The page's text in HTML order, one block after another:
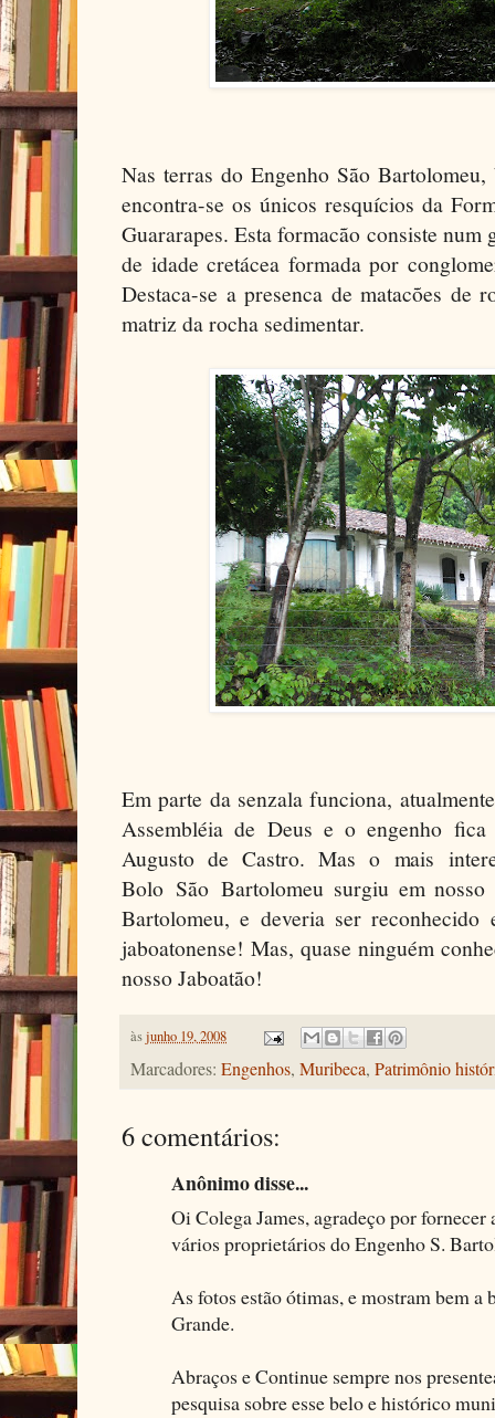
Nas terras do Engenho São
encontra-se os únicos resquícios da
Guararapes. Esta formacão consiste num
de idade cretácea formada por
Destaca-se a presenca de matacões de
matriz da rocha sedimentar.
Em parte da senzala funciona,
Assembléia de Deus e o engenho
Augusto de Castro. Mas o mais
Bolo São Bartolomeu surgiu em
Bartolomeu, e deveria ser
jaboatonense! Mas, quase ninguém
nosso Jaboatão!
àsjunho 19, 2008
Marcadores: Engenhos, Muribeca, Patrimônio
6 comentários:
Anônimo disse...
Oi Colega James, agradeço por fornecer
vários proprietários do Engenho S.
As fotos estão ótimas, e mostram bem a
Grande.
Abraços e Continue sempre nos
pesquisa sobre esse belo e histórico